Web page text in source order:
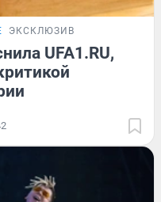
ЭКСКЛЮЗИВ
UFA1.RU,